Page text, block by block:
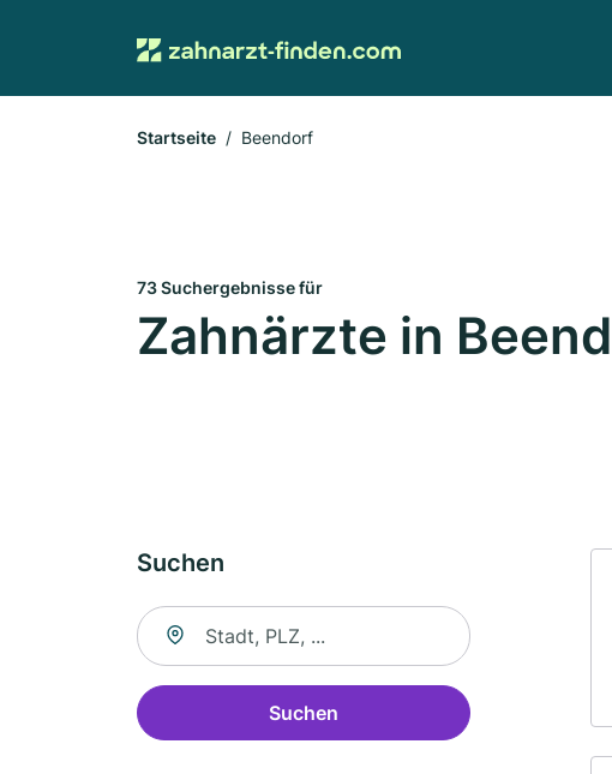
Startseite Beendorf
73 Suchergebnisse für
Zahnärzte in
Suchen
Suche nach Ort
Suchen